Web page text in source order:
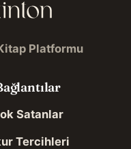
Platformu
Satanlar
Tercihleri